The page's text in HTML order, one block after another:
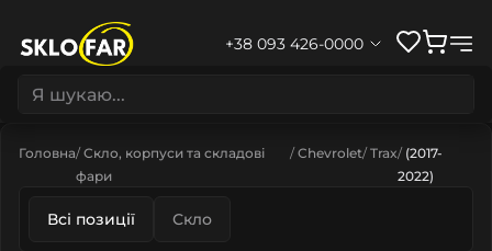
+38 093 426-0000
Головна Скло, корпуси та складові
фари
Chevrolet Trax (2017-
2022)
Всі позиції Скло